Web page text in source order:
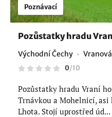
Poznávací
Pozůstatky hradu
Východní Čechy
0/10
Pozůstatky hradu Vraní
Trnávkou a Mohelnicí, asi
Lhota. Stojí uprostřed úd...